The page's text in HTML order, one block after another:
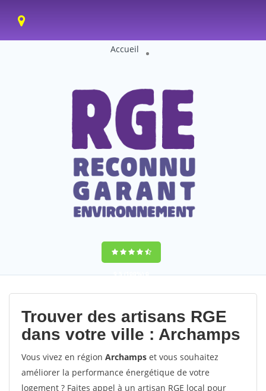
Accueil
9,5(100%) 0
votes
Trouver des artisans RGE
dans votre ville : Archamps
Vous vivez en région Archamps et vous souhaitez
améliorer la performance énergétique de votre
logement ? Faites appel à un artisan RGE local pour